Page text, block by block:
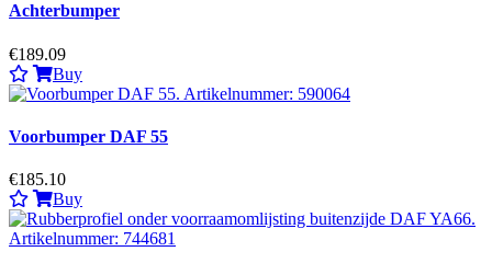
Achterbumper
€189.09
Buy
Voorbumper DAF 55
€185.10
Buy